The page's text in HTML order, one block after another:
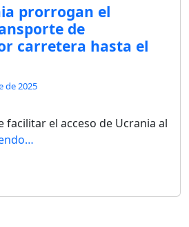
prorrogan el
de
carretera hasta el
de 2025
facilitar el acceso de Ucrania al